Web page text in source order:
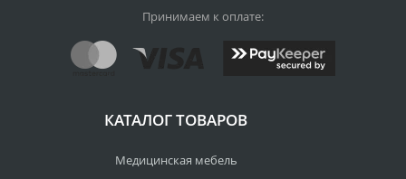
Принимаем к оплате:
КАТАЛОГ ТОВАРОВ
Медицинская мебель